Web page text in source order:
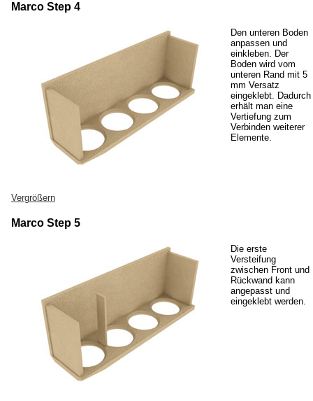
Marco Step 4
Vergrößern
Den unteren Boden
anpassen und
einkleben. Der
Boden wird vom
unteren Rand mit 5
mm Versatz
eingeklebt. Dadurch
erhält man eine
Vertiefung zum
Verbinden weiterer
Elemente.
Marco Step 5
Die erste
Versteifung
zwischen Front und
Rückwand kann
angepasst und
eingeklebt werden.